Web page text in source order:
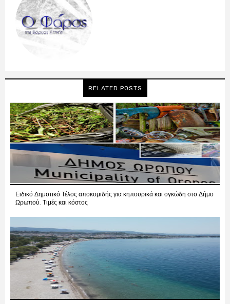
RELATED POSTS
Ειδικό Δημοτικό Τέλος αποκομιδής για κηπουρικά και ογκώδη στο Δήμο
Ωρωπού. Τιμές και κόστος